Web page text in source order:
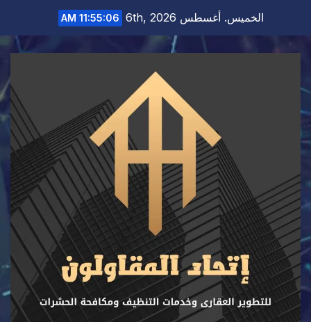
content
الخميس. أغسطس 6th, 2026 11:55:07 AM